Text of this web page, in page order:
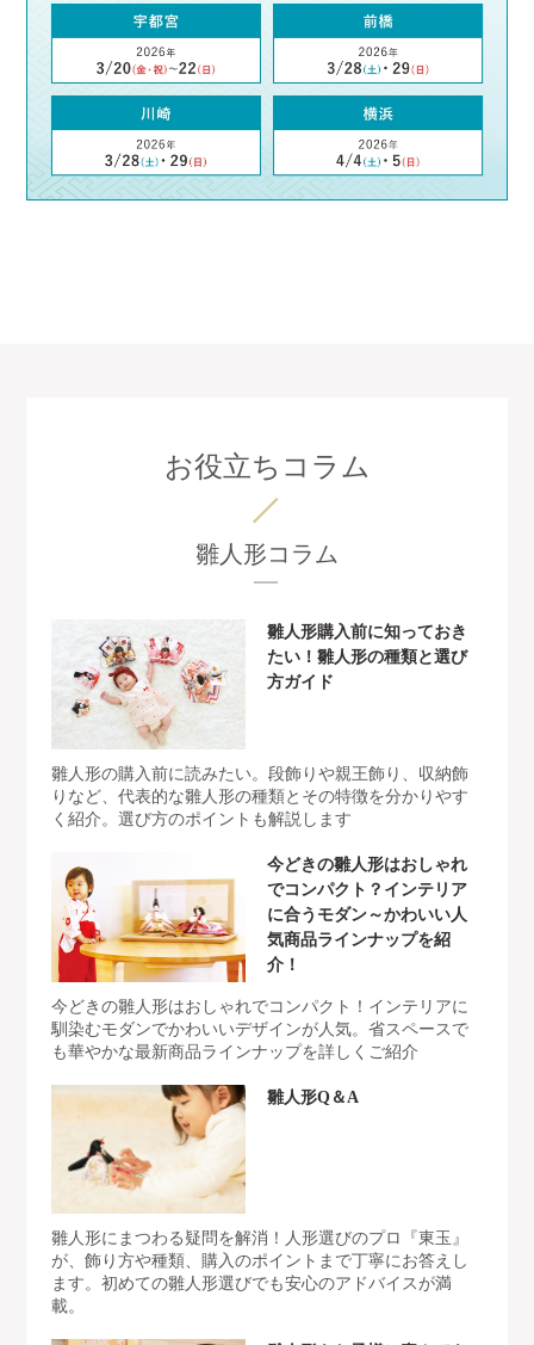
お役立ちコラム
雛人形コラム
雛人形購入前に知っておき
たい！雛人形の種類と選び
方ガイド
雛人形の購入前に読みたい。段飾りや親王飾り、収納飾
りなど、代表的な雛人形の種類とその特徴を分かりやす
く紹介。選び方のポイントも解説します
今どきの雛人形はおしゃれ
でコンパクト？インテリア
に合うモダン～かわいい人
気商品ラインナップを紹
介！
今どきの雛人形はおしゃれでコンパクト！インテリアに
馴染むモダンでかわいいデザインが人気。省スペースで
も華やかな最新商品ラインナップを詳しくご紹介
雛人形Q＆A
雛人形にまつわる疑問を解消！人形選びのプロ『東玉』
が、飾り方や種類、購入のポイントまで丁寧にお答えし
ます。初めての雛人形選びでも安心のアドバイスが満
載。